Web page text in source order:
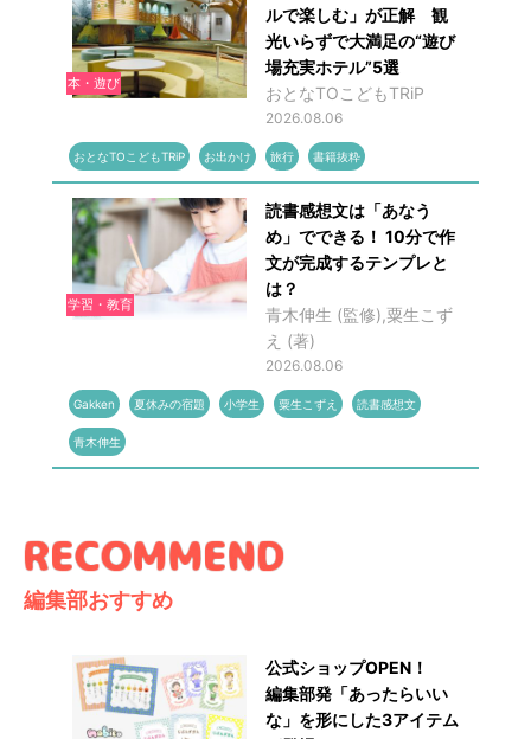
本・遊び
ルで楽しむ」が正解 観
光いらずで大満足の“遊び
場充実ホテル”5選
おとなTOこどもTRiP
2026.08.06
おとなTOこどもTRiP お出かけ 旅行 書籍抜粋
学習・教育
読書感想文は「あなう
め」でできる！ 10分で作
文が完成するテンプレと
は？
青木伸生 (監修),粟生こず
え (著)
2026.08.06
Gakken 夏休みの宿題 小学生 粟生こずえ 読書感想文
青木伸生
編集部おすすめ
公式ショップOPEN！
編集部発「あったらいい
な」を形にした3アイテム